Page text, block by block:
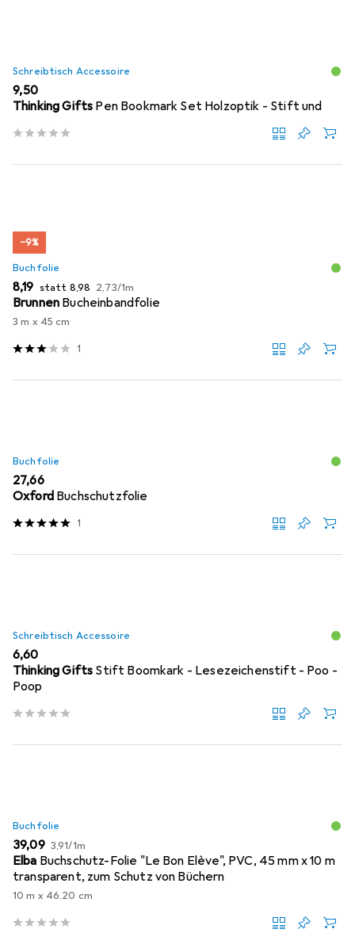
Schreibtisch Accessoire
EUR
9,50
Thinking Gifts Pen Bookmark Set Holzoptik - Stift und
−9%
Buchfolie
EUR
8,19 statt EUR
8,98 EUR
2,73/1m
Brunnen Bucheinbandfolie
3 m x 45 cm
1
Buchfolie
EUR
27,66
Oxford Buchschutzfolie
1
Schreibtisch Accessoire
EUR
6,60
Thinking Gifts Stift Boomkark - Lesezeichenstift - Poo -
Poop
Buchfolie
EUR
39,09 EUR
3,91/1m
Elba Buchschutz-Folie "Le Bon Elève", PVC, 45 mm x 10 m
transparent, zum Schutz von Büchern
10 m x 46.20 cm